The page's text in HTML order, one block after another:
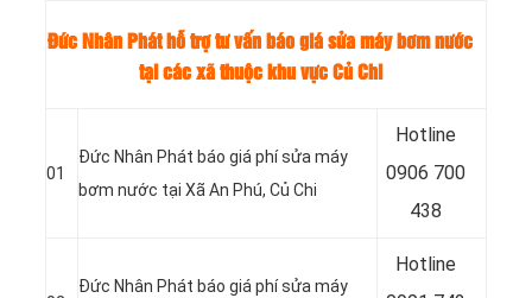
Đức Nhân Phát hỗ trợ tư vấn báo giá sửa máy bơm nước
tại các xã thuộc khu vực Củ Chi
01
Đức Nhân Phát báo giá phí sửa máy
bơm nước tại Xã An Phú, Củ Chi
Hotline
0906 700
438
Đức Nhân Phát báo giá phí sửa máy
Hotline